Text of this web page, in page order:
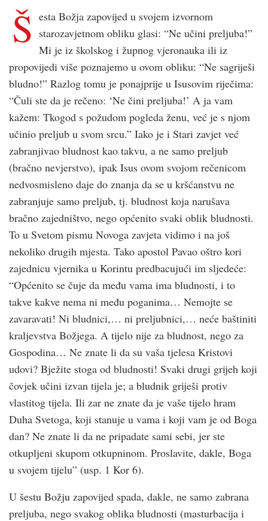
Š esta Božja zapovijed u svojem izvornom
starozavjetnom obliku glasi: “Ne učini preljuba!”
Mi je iz školskog i župnog vjeronauka ili iz
propovijedi više poznajemo u ovom obliku: “Ne sagriješi
bludno!” Razlog tomu je ponajprije u Isusovim riječima:
“Čuli ste da je rečeno: ‘Ne čini preljuba!’ A ja vam
kažem: Tkogod s požudom pogleda ženu, već je s njom
učinio preljub u svom srcu.” Iako je i Stari zavjet već
zabranjivao bludnost kao takvu, a ne samo preljub
(bračno nevjerstvo), ipak Isus ovom svojom rečenicom
nedvosmisleno daje do znanja da se u krš­ćanstvu ne
zabranjuje samo preljub, tj. bludnost koja narušava
bračno zajedništvo, nego općenito svaki oblik bludnosti.
To u Svetom pismu Novoga zavjeta vidimo i na još
nekoliko drugih mjesta. Tako apostol Pavao oštro kori
zajednicu vjernika u Korintu predbacujući im sljedeće:
“Općenito se čuje da među vama ima bludnosti, i to
takve kakve nema ni među poganima… Nemojte se
zavaravati! Ni bludnici,… ni preljubnici,… neće baštiniti
kraljevstva Božjega. A tijelo nije za bludnost, nego za
Gospodina… Ne znate li da su vaša tjelesa Kristovi
udovi? Bježite stoga od bludnosti! Svaki drugi grijeh koji
čovjek učini izvan tijela je; a bludnik griješi protiv
vlastitog tijela. Ili zar ne znate da je vaše tijelo hram
Duha Svetoga, koji stanuje u vama i koji vam je od Boga
dan? Ne znate li da ne pripadate sami sebi, jer ste
otkupljeni skupom otkupninom. Proslavite, dakle, Boga
u svojem tijelu” (usp. 1 Kor 6).
U šestu Božju zapovijed spada, dakle, ne samo zabrana
preljuba, nego svakog oblika bludnosti (masturbacija i